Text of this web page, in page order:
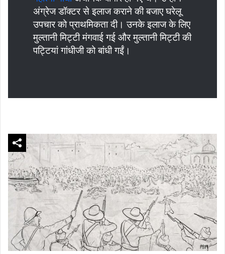
अंग्रेज डॉक्टर से इलाज कराने की बजाए घरेलू
उपचार को प्राथमिकता दी। उनके इलाज के लिए
मुल्तानी मिट्टी मंगवाई गई और मुल्तानी मिट्टी की
पट्टियां गांधीजी को बांधी गईं।